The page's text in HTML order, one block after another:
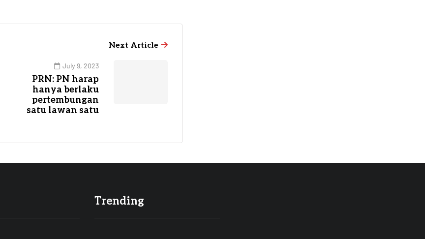
Next Article
July 9, 2023
PRN: PN harap
hanya berlaku
pertembungan
satu lawan satu
Trending